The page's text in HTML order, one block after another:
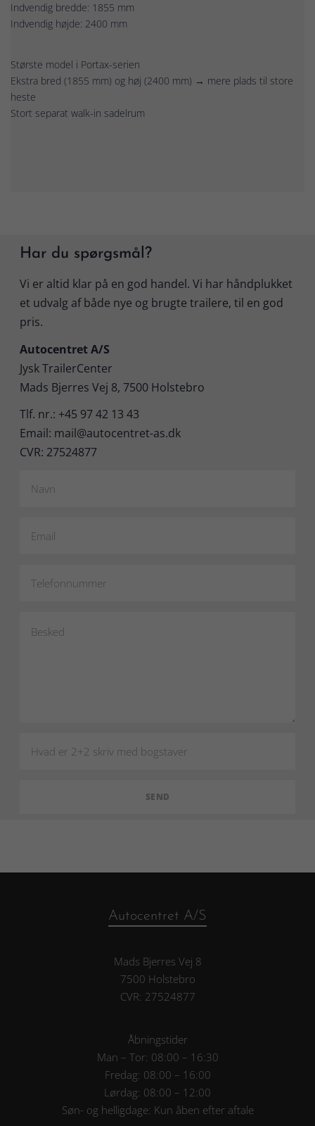
Indvendig bredde: 1855 mm
Indvendig højde: 2400 mm
Største model i Portax-serien
Ekstra bred (1855 mm) og høj (2400 mm) → mere plads til store
heste
Stort separat walk-in sadelrum
Har du spørgsmål?
Vi er altid klar på en god handel. Vi har håndplukket
et udvalg af både nye og brugte trailere, til en god
pris.
Autocentret A/S
Jysk TrailerCenter
Mads Bjerres Vej 8, 7500 Holstebro
Tlf. nr.: +45 97 42 13 43
Email: mail@autocentret-as.dk
CVR: 27524877
Autocentret A/S
Mads Bjerres Vej 8
7500 Holstebro
CVR: 27524877
Åbningstider
Man – Tor: 08:00 – 16:30
Fredag: 08:00 – 16:00
Lørdag: 08:00 – 12:00
Søn- og helligdage: Kun åben efter aftale